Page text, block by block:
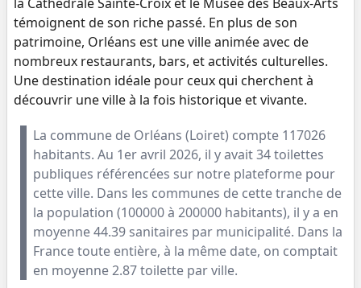
témoignent de son riche passé. En plus de son
patrimoine, Orléans est une ville animée avec de
nombreux restaurants, bars, et activités culturelles.
Une destination idéale pour ceux qui cherchent à
découvrir une ville à la fois historique et vivante.
La commune de Orléans (Loiret) compte 117026
habitants. Au 1er avril 2026, il y avait34toilettes
publiques référencées sur notre plateforme pour
cette ville. Dans les communes de cette tranche de
la population (100000 à 200000 habitants), il y a en
moyenne44.39 sanitaires par municipalité. Dans la
France toute entière, à la même date, on comptait
en moyenne2.87toilette par ville.